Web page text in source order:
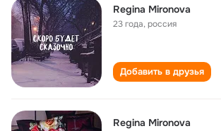
Regina Mironova
23 года,россия
Добавить в друзья
Regina Mironova